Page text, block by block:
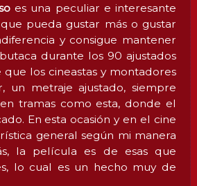
es una peculiar e interesante
pueda gustar más o gustar
y consigue mantener
durante los 90 ajustados
los cineastas y montadores
un metraje ajustado, siempre
tramas como esta, donde el
En esta ocasión y en el cine
general según mi manera
la película es de esas que
lo cual es un hecho muy de